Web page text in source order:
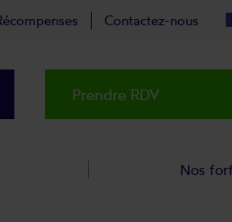
Contactez-nous
Prendre RDV
Nos